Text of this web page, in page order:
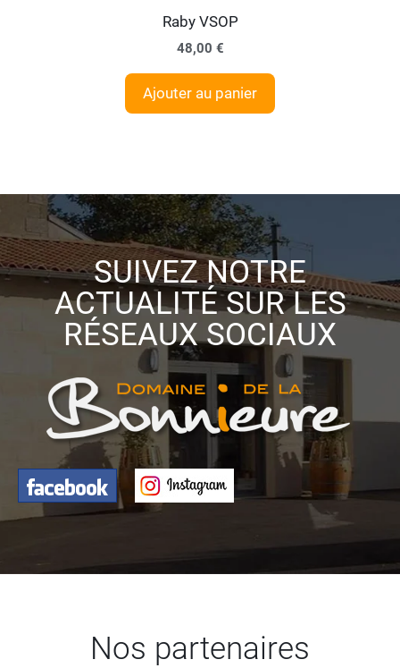
Raby VSOP
48,00 €
Ajouter au panier
SUIVEZ NOTRE
ACTUALITÉ SUR LES
RÉSEAUX SOCIAUX
Nos partenaires